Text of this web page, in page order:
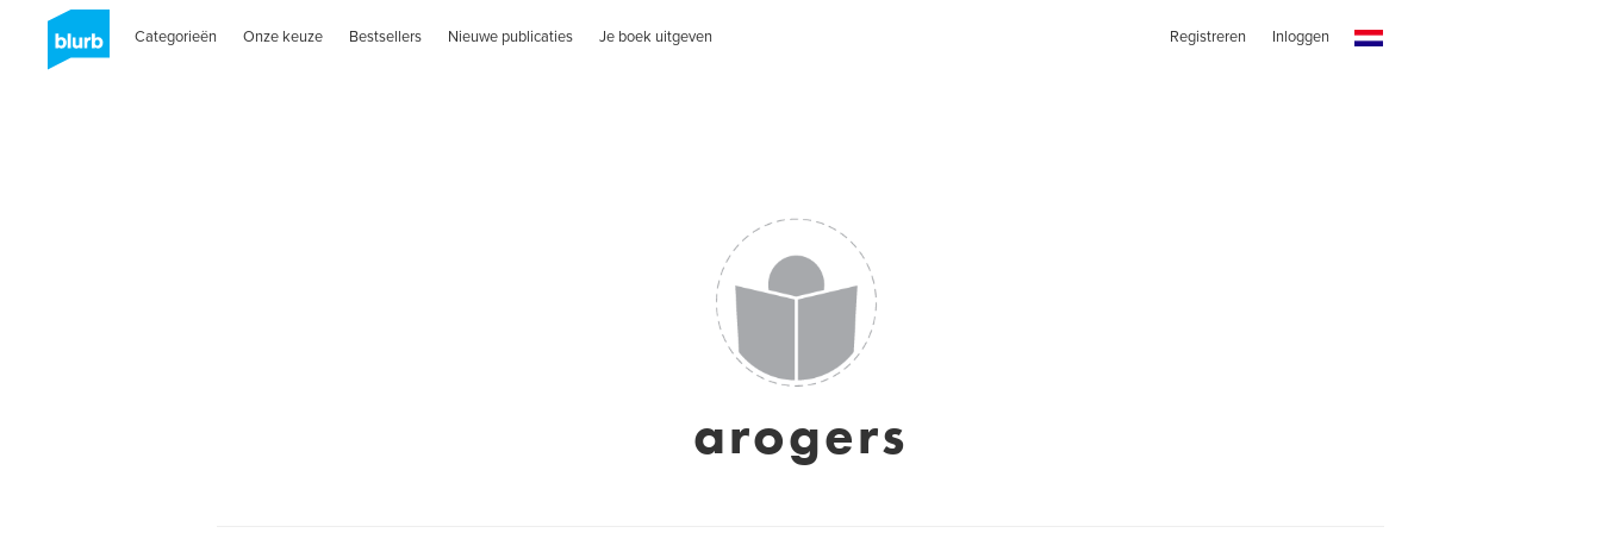
Categorieën Onze keuze Bestsellers Nieuwe publicaties Je boek uitgeven Registreren Inloggen
arogers